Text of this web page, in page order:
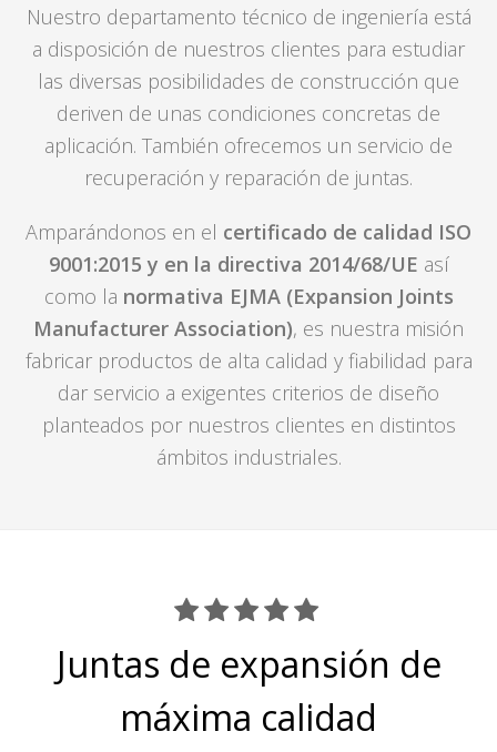
Nuestro departamento técnico de ingeniería está
a disposición de nuestros clientes para estudiar
las diversas posibilidades de construcción que
deriven de unas condiciones concretas de
aplicación. También ofrecemos un servicio de
recuperación y reparación de juntas.
Amparándonos en el certificado de calidad ISO
9001:2015 y en la directiva 2014/68/UE así
como la normativa EJMA (Expansion Joints
Manufacturer Association), es nuestra misión
fabricar productos de alta calidad y fiabilidad para
dar servicio a exigentes criterios de diseño
planteados por nuestros clientes en distintos
ámbitos industriales.
Juntas de expansión de
máxima calidad